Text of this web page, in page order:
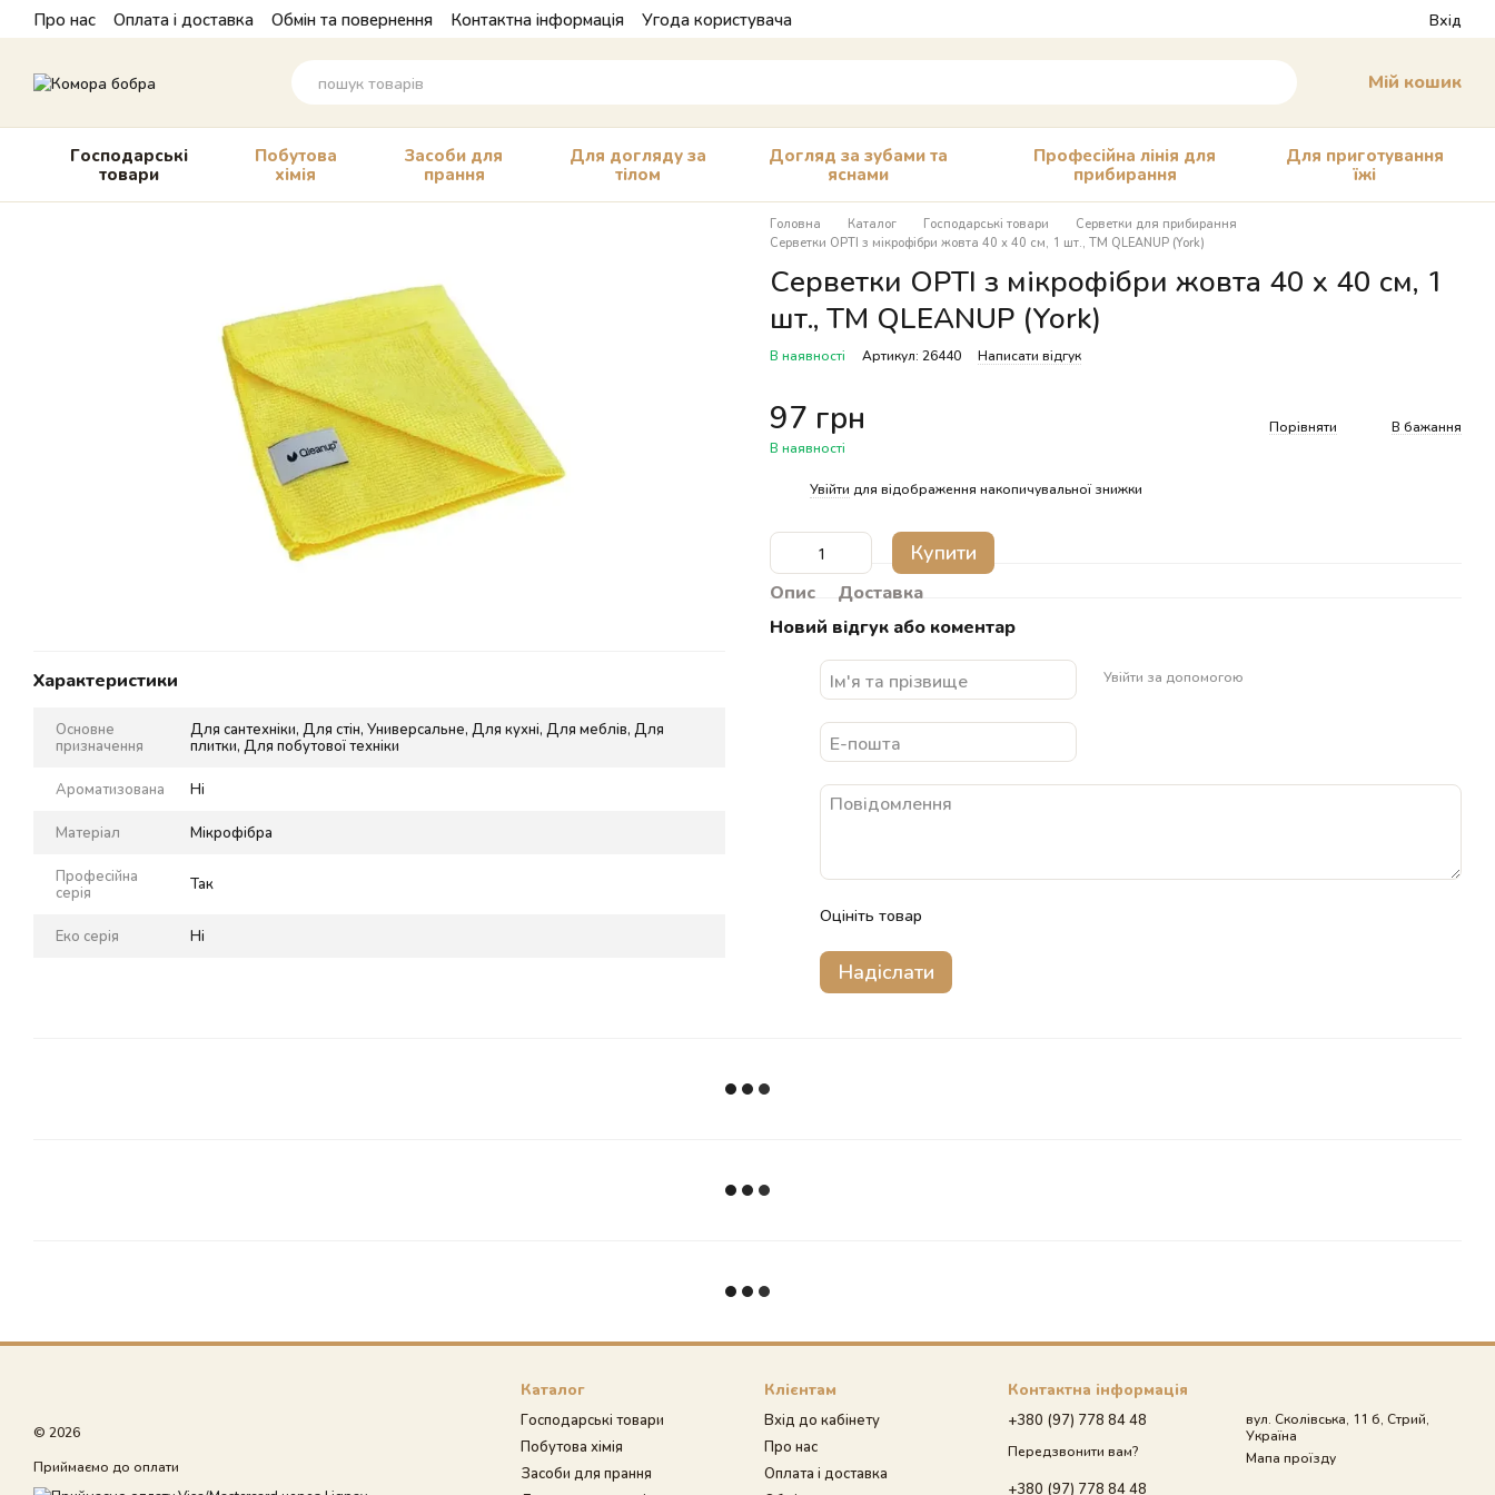
Перейти до основного контенту
Про нас Оплата і доставка Обмін та повернення Контактна інформація Угода користувача Вхід
Мій кошик
Господарські
товари
Побутова
хімія
Засоби для
прання
Для догляду за
тілом
Догляд за зубами та
яснами
Професійна лінія для
прибирання
Для приготування
їжі
Характеристики
Основне
призначення
Для сантехніки, Для стін, Универсальне, Для кухні, Для меблів, Для
плитки, Для побутової техніки
Ароматизована Ні
Матеріал Мікрофібра
Професійна
серія
Так
Еко серія Ні
Головна Каталог Господарські товари
Серветки для прибирання
Серветки OPTI з мікрофібри жовта 40 х 40 см, 1 шт., ТМ QLEANUP (York)
Серветки OPTI з мікрофібри жовта 40 х 40 см, 1
шт., ТМ QLEANUP (York)
В наявності Артикул: 26440 Написати відгук
97 грн
В наявності
Порівняти В бажання
Увійти для відображення накопичувальної знижки
Купити
Опис
Доставка
Новий відгук або коментар
Увійти за допомогою
Оцініть товар
Надіслати
© 2026
Приймаємо до оплати
Каталог
Господарські товари
Побутова хімія
Засоби для прання
Клієнтам
Вхід до кабінету
Про нас
Оплата і доставка
Контактна інформація
+380 (97) 778 84 48
Передзвонити вам?
+380 (97) 778 84 48
вул. Сколівська, 11 б, Стрий,
Україна
Мапа проїзду